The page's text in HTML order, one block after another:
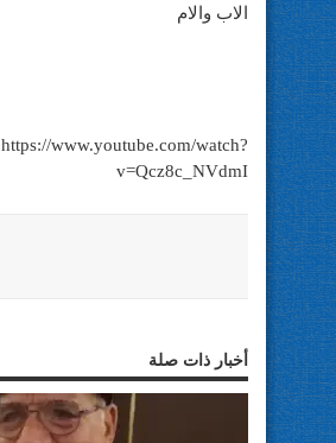
الاب والام
https://www.youtube.com/watch?
v=Qcz8c_NVdmI
أخبار ذات صلة